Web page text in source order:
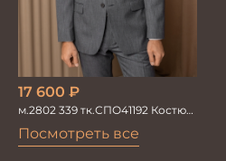
Посмотреть все
17 600 ₽
м.2802 339 тк.СПО41192 Костюм
мужской